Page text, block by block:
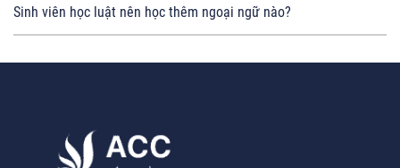
Sinh viên học luật nên học thêm ngoại ngữ nào?